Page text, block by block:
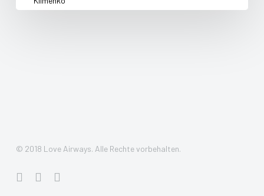
© 2018 Love Airways. Alle Rechte vorbehalten.
facebookpinterestinstagram